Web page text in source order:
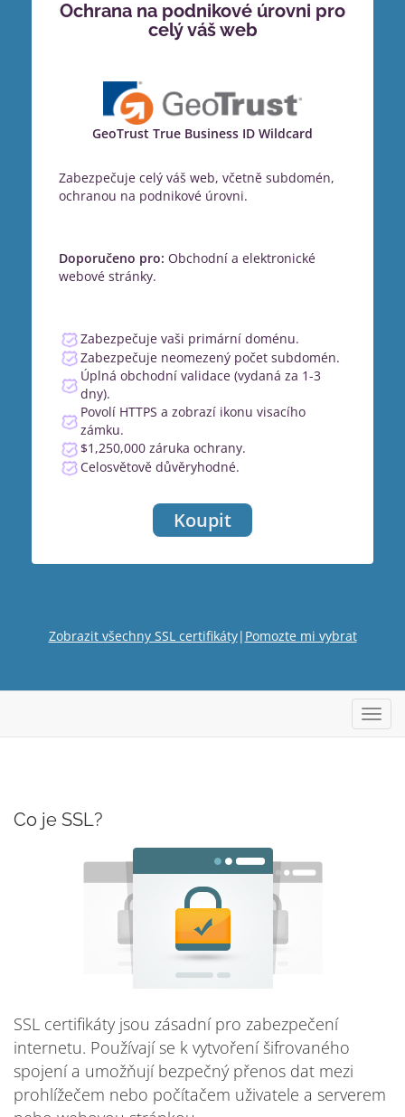
Ochrana na podnikové úrovni pro
celý váš web
GeoTrust True Business ID Wildcard
Zabezpečuje celý váš web, včetně subdomén,
ochranou na podnikové úrovni.
Doporučeno pro: Obchodní a elektronické
webové stránky.
Zabezpečuje vaši primární doménu.
Zabezpečuje neomezený počet subdomén.
Úplná obchodní validace (vydaná za 1-3
dny).
Povolí HTTPS a zobrazí ikonu visacího
zámku.
$1,250,000 záruka ochrany.
Celosvětově důvěryhodné.
Koupit
Zobrazit všechny SSL certifikáty| Pomozte mi vybrat
Co je SSL?
SSL certifikáty jsou zásadní pro zabezpečení
internetu. Používají se k vytvoření šifrovaného
spojení a umožňují bezpečný přenos dat mezi
prohlížečem nebo počítačem uživatele a serverem